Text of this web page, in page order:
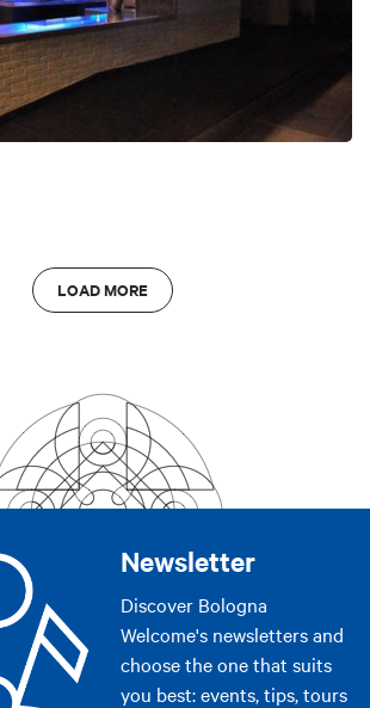
LOAD MORE
Newsletter
Discover Bologna
Welcome's newsletters and
choose the one that suits
you best: events, tips, tours